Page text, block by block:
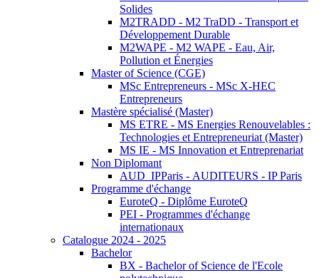
Solides
M2TRADD - M2 TraDD - Transport et
Développement Durable
M2WAPE - M2 WAPE - Eau, Air,
Pollution et Énergies
Master of Science (CGE)
MSc Entrepreneurs - MSc X-HEC
Entrepreneurs
Mastère spécialisé (Master)
MS ETRE - MS Energies Renouvelables :
Technologies et Entrepreneuriat (Master)
MS IE - MS Innovation et Entreprenariat
Non Diplomant
AUD_IPParis - AUDITEURS - IP Paris
Programme d'échange
EuroteQ - Diplôme EuroteQ
PEI - Programmes d'échange
internationaux
Catalogue 2024 - 2025
Bachelor
BX - Bachelor of Science de l'Ecole